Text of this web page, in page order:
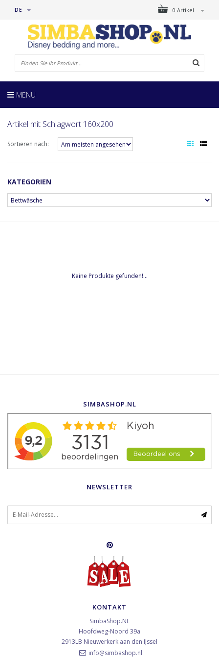
0 Artikel
DE
MENU
Artikel mit Schlagwort 160x200
Sortieren nach:
KATEGORIEN
Keine Produkte gefunden!...
SIMBASHOP.NL
NEWSLETTER
KONTAKT
SimbaShop.NL
Hoofdweg-Noord 39a
2913LB Nieuwerkerk aan den IJssel
info@simbashop.nl